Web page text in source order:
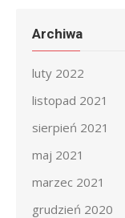
Archiwa
luty 2022
listopad 2021
sierpień 2021
maj 2021
marzec 2021
grudzień 2020